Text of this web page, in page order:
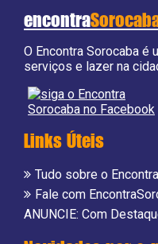
encontra
O Encontra Sorocaba é
serviços e lazer na
Links Úteis
Tudo sobre o
Fale com
ANUNCIE: Com